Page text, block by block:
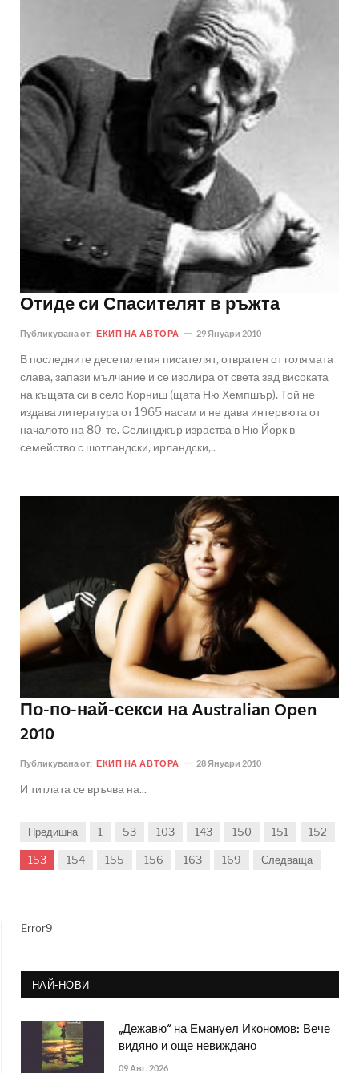
Отиде си Спасителят в ръжта
Публикувана от: ЕКИП НА АВТОРА 29 Януари 2010
В последните десетилетия писателят, отвратен от голямата
слава, запази мълчание и се изолира от света зад високата
на къщата си в село Корниш (щата Ню Хемпшър). Той не
издава литература от 1965 насам и не дава интервюта от
началото на 80-те. Селинджър израства в Ню Йорк в
семейство с шотландски, ирландски,..
По-по-най-секси на Australian Open
2010
Публикувана от: ЕКИП НА АВТОРА 28 Януари 2010
И титлата се връчва на...
Предишна 1 53 103 143 150 151 152
153 154 155 156 163 169 Следваща
Error9
НАЙ-НОВИ
„Дежавю“ на Емануел Икономов: Вече
видяно и още невиждано
09 Авг. 2026